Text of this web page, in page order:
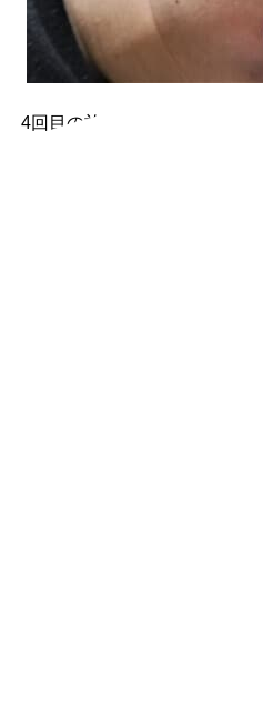
4回目の施術が終了しました